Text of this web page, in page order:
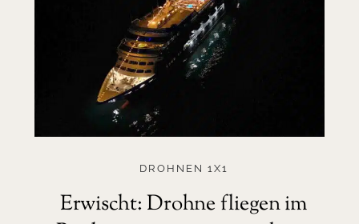
Erwischt: Drohne fliegen im
DROHNEN 1X1